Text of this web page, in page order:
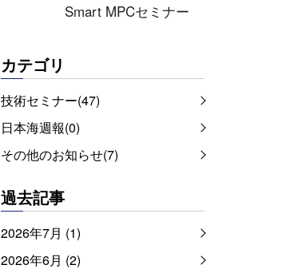
Smart MPCセミナー
カテゴリ
技術セミナー(47)
日本海週報(0)
その他のお知らせ(7)
過去記事
2026年7月 (1)
2026年6月 (2)